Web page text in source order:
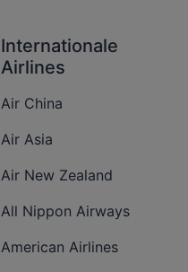
Internationale
Airlines
Air China
Air Asia
Air New Zealand
All Nippon Airways
American Airlines